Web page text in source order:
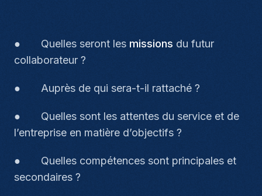
● Quelles seront les missions du futur
collaborateur ?
● Auprès de qui sera-t-il rattaché ?
● Quelles sont les attentes du service et de
l’entreprise en matière d’objectifs ?
● Quelles compétences sont principales et
secondaires ?